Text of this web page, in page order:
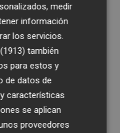
calendario" se
que "no se
que "la
tiene que
modo, el alcalde
L-10 a Moreras y
medir
información
los servicios.
también
para estos y
de datos de
características
se aplican
proveedores